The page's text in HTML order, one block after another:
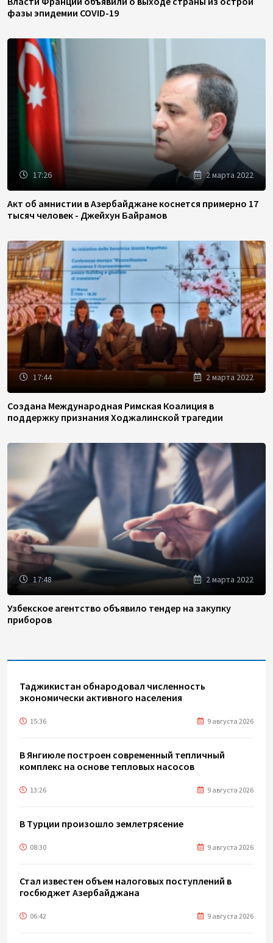
фазы эпидемии COVID-19
17:26 2 марта 2022
Акт об амнистии в Азербайджане коснется примерно 17
тысяч человек - Джейхун Байрамов
17:44 2 марта 2022
Создана Международная Римская Коалиция в
поддержку признания Ходжалинской трагедии
17:48 2 марта 2022
Узбекское агентство объявило тендер на закупку
приборов
Таджикистан обнародовал численность
экономически активного населения
15:36 9 августа 2026
В Янгиюле построен современный тепличный
комплекс на основе тепловых насосов
13:26 9 августа 2026
В Турции произошло землетрясение
08:30 9 августа 2026
Стал известен объем налоговых поступлений в
госбюджет Азербайджана
06:42 9 августа 2026